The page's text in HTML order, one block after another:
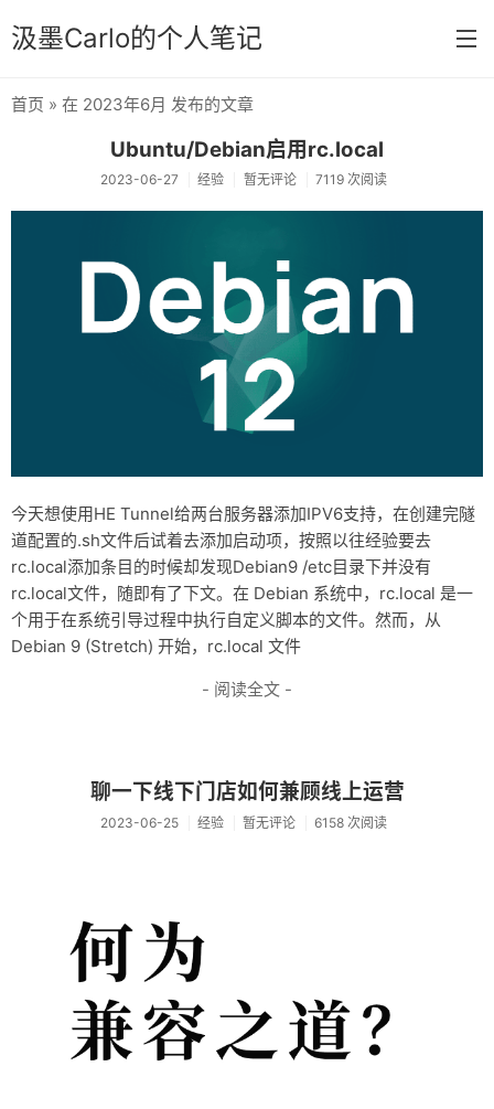
汲墨Carlo的个人笔记
分类
经验
文章
相册
Memos
首页 » 在 2023年6月 发布的文章
Ubuntu/Debian启用rc.local
2023-06-27 经验 暂无评论 7119 次阅读
今天想使用HE Tun­nel给两台服务器添加IPV6支持，在创建完隧
道配置的.sh文件后试着去添加启动项，按照以往经验要去
rc.local添加条目的时候却发现Debian9 /etc目录下并没有
rc.local文件，随即有了下文。在 Debian 系统中，rc.local 是一
个用于在系统引导过程中执行自定义脚本的文件。然而，从
Debian 9 (Stretch) 开始，rc.local 文件
- 阅读全文 -
聊一下线下门店如何兼顾线上运营
2023-06-25 经验 暂无评论 6158 次阅读